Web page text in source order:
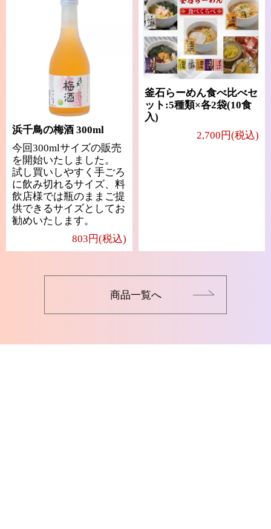
浜千鳥の梅酒 300ml
今回300mlサイズの販売
を開始いたしました。
試し買いしやすく手ごろ
に飲み切れるサイズ、料
飲店様では瓶のままご提
供できるサイズとしてお
勧めいたします。
803円(税込)
釜石らーめん食べ比べセ
ット:5種類×各2袋(10食
入)
2,700円(税込)
商品一覧へ